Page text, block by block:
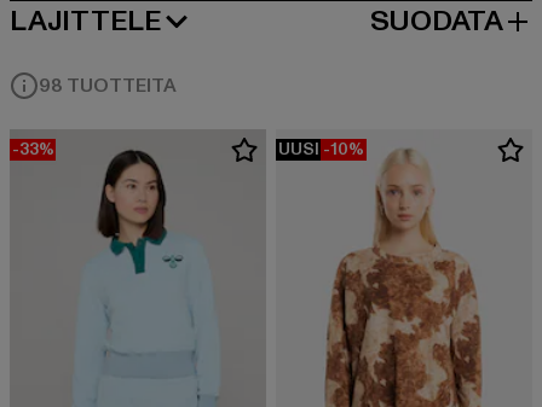
LAJITTELE
SUOSITUIMMAT SUODATA
98 TUOTTEITA
-33% UUSI -10%